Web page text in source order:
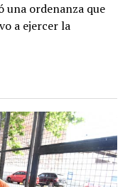
una ordenanza que
a ejercer la